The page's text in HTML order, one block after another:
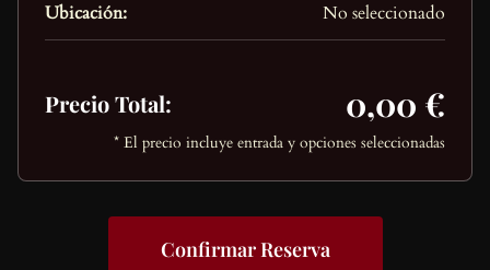
Ubicación: No seleccionado
Precio Total: 0,00 €
* El precio incluye entrada y opciones seleccionadas
Confirmar Reserva